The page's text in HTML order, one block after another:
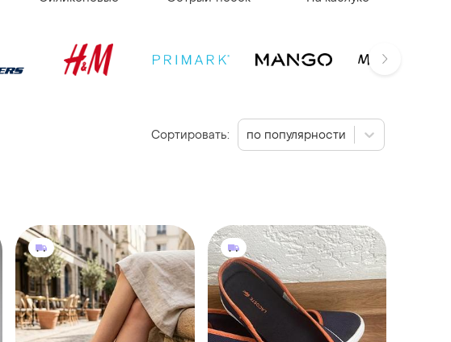
Сортировать: по популярности